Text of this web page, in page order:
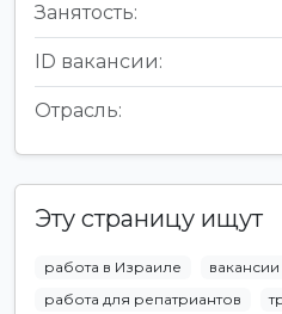
Занятость:
ID вакансии:
Отрасль:
Эту страницу ищут
работа в Израиле
работа для репатриантов